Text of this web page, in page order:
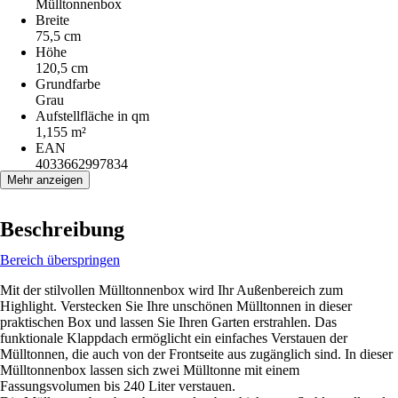
Mülltonnenbox
Breite
75,5 cm
Höhe
120,5 cm
Grundfarbe
Grau
Aufstellfläche in qm
1,155 m²
EAN
4033662997834
Mehr anzeigen
Beschreibung
Bereich überspringen
Mit der stilvollen Mülltonnenbox wird Ihr Außenbereich zum
Highlight. Verstecken Sie Ihre unschönen Mülltonnen in dieser
praktischen Box und lassen Sie Ihren Garten erstrahlen. Das
funktionale Klappdach ermöglicht ein einfaches Verstauen der
Mülltonnen, die auch von der Frontseite aus zugänglich sind. In dieser
Mülltonnenbox lassen sich zwei Mülltonne mit einem
Fassungsvolumen bis 240 Liter verstauen.